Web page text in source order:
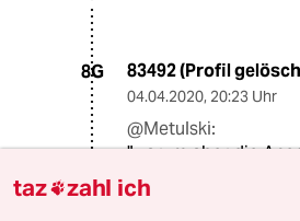
8G 83492 (Profil
04.04.2020, 20:23 Uhr
@Metulski:
"warum aber die
Taten wächst
dem Artikel nicht."
taz zahl ich